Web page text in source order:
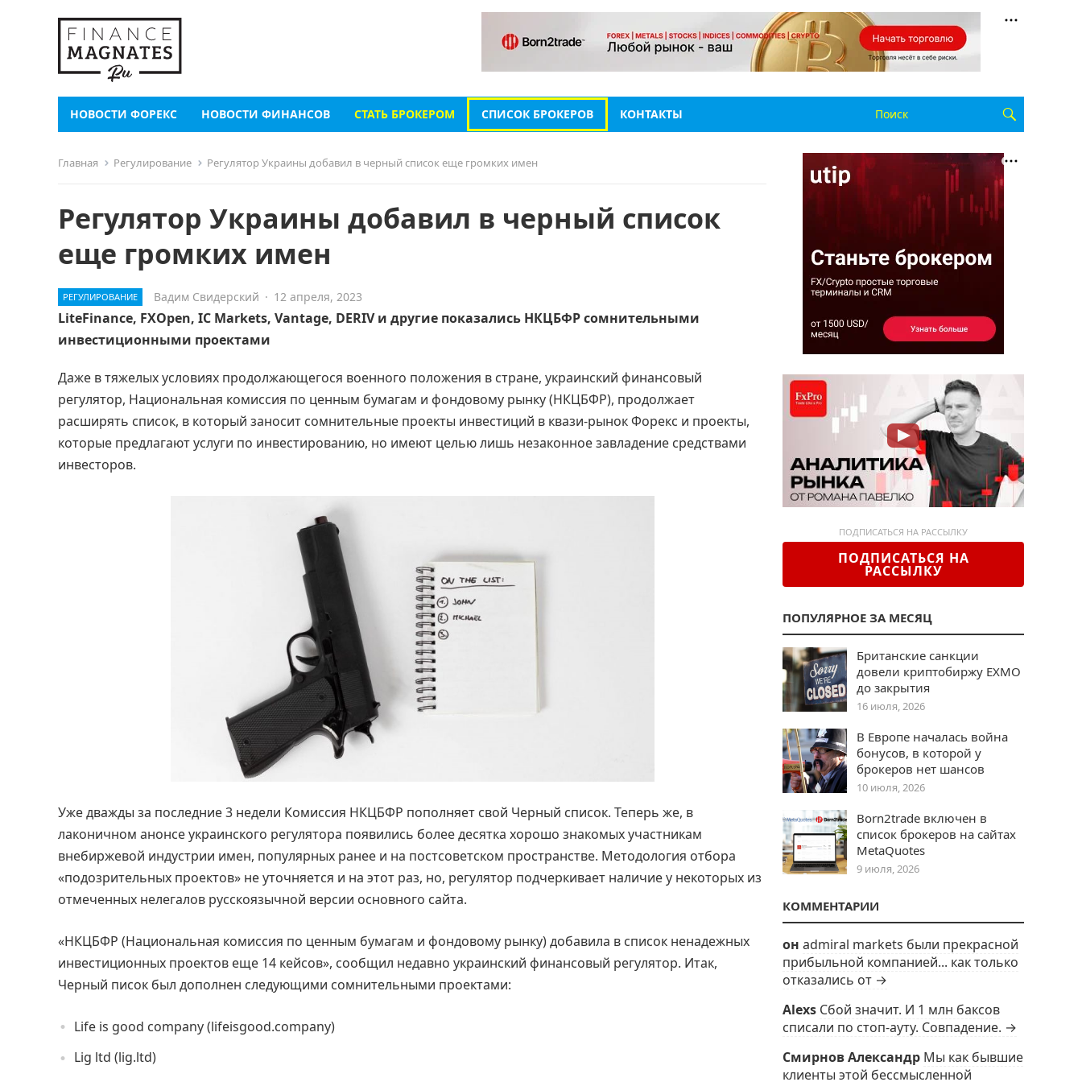
НОВОСТИ ФОРЕКС НОВОСТИ ФИНАНСОВ СТАТЬ БРОКЕРОМ СПИСОК БРОКЕРОВ КОНТАКТЫ
Главная Регулирование Регулятор Украины добавил в черный список еще громких имен
Регулятор Украины добавил в черный список
еще громких имен
РЕГУЛИРОВАНИЕ Вадим Свидерский · 12 апреля, 2023
LiteFinance, FXOpen, IC Markets, Vantage, DERIV и другие показались НКЦБФР сомнительными
инвестиционными проектами
Даже в тяжелых условиях продолжающегося военного положения в стране, украинский финансовый
регулятор, Национальная комиссия по ценным бумагам и фондовому рынку (НКЦБФР), продолжает
расширять список, в который заносит сомнительные проекты инвестиций в квази-рынок Форекс и проекты,
которые предлагают услуги по инвестированию, но имеют целью лишь незаконное завладение средствами
инвесторов.
Уже дважды за последние 3 недели Комиссия НКЦБФР пополняет свой Черный список. Теперь же, в
лаконичном анонсе украинского регулятора появились более десятка хорошо знакомых участникам
внебиржевой индустрии имен, популярных ранее и на постсоветском пространстве. Методология отбора
«подозрительных проектов» не уточняется и на этот раз, но, регулятор подчеркивает наличие у некоторых из
отмеченных нелегалов русскоязычной версии основного сайта.
«НКЦБФР (Национальная комиссия по ценным бумагам и фондовому рынку) добавила в список ненадежных
инвестиционных проектов еще 14 кейсов», сообщил недавно украинский финансовый регулятор. Итак,
Черный писок был дополнен следующими сомнительными проектами:
Life is good company (lifeisgood.company)
Lig ltd (lig.ltd)
ПОДПИСАТЬСЯ НА РАССЫЛКУ
ПОДПИСАТЬСЯ НА
РАССЫЛКУ
ПОПУЛЯРНОЕ ЗА МЕСЯЦ
Британские санкции
довели криптобиржу EXMO
до закрытия
16 июля, 2026
В Европе началась война
бонусов, в которой у
брокеров нет шансов
10 июля, 2026
Born2trade включен в
список брокеров на сайтах
MetaQuotes
9 июля, 2026
КОММЕНТАРИИ
он admiral markets были прекрасной
прибыльной компанией... как только
отказались от →
Alexs Сбой значит. И 1 млн баксов
списали по стоп-ауту. Совпадение. →
Смирнов Александр Мы как бывшие
клиенты этой бессмысленной